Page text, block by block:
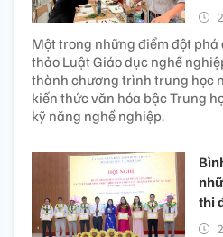
Một trong những điểm đột
thảo Luật Giáo dục nghề
thành chương trình trung học
kiến thức văn hóa bậc Trung
kỹ năng nghề nghiệp.
thi